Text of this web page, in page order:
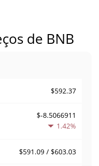
de BNB
$592.37
$-8.5066911
1.42%
$591.09 / $603.03